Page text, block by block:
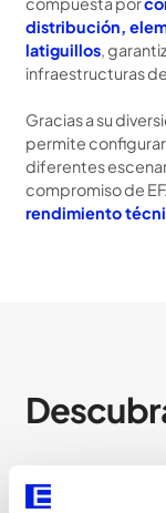
distribución,
latiguillos,
infraestructuras
Gracias a su
permite
diferentes
compromiso de
rendimiento